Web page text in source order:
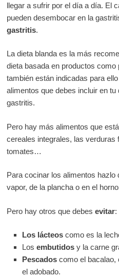
llegar a sufrir por el día a día. El
pueden desembocar en la
gastritis.
La dieta blanda es la más
dieta basada en productos
también están indicadas para
alimentos que debes incluir en
gastritis.
Pero hay más alimentos que
cereales integrales, las verduras
tomates…
Para cocinar los alimentos
vapor, de la plancha o en el
Pero hay otros que debes evitar:
Los lácteoscomo es la
Los embutidosy la carne
Pescadoscomo el bacalao,
el adobado.